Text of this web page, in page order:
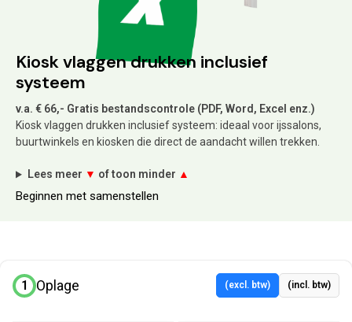
Kiosk vlaggen drukken inclusief
systeem
v.a. € 66,- Gratis bestandscontrole (PDF, Word, Excel enz.)
Kiosk vlaggen drukken inclusief systeem: ideaal voor ijssalons,
buurtwinkels en kiosken die direct de aandacht willen trekken.
Lees meer ▼ of toon minder ▲
Beginnen met samenstellen
1 Oplage (excl. btw) (incl. btw)